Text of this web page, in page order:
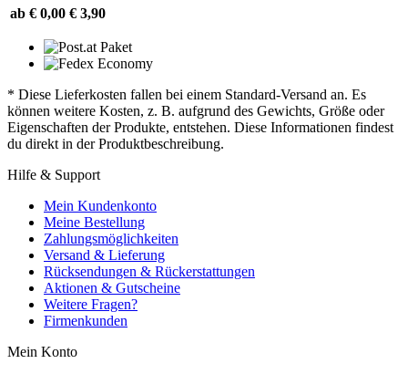
ab € 0,00 € 3,90
* Diese Lieferkosten fallen bei einem Standard-Versand an. Es
können weitere Kosten, z. B. aufgrund des Gewichts, Größe oder
Eigenschaften der Produkte, entstehen. Diese Informationen findest
du direkt in der Produktbeschreibung.
Hilfe & Support
Mein Kundenkonto
Meine Bestellung
Zahlungsmöglichkeiten
Versand & Lieferung
Rücksendungen & Rückerstattungen
Aktionen & Gutscheine
Weitere Fragen?
Firmenkunden
Mein Konto